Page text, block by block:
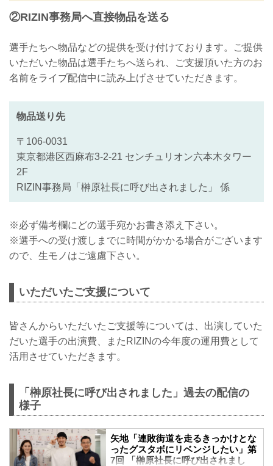
②RIZIN事務局へ直接物品を送る
選手たちへ物品などの提供を受け付けております。ご提供
いただいた物品は選手たちへ送られ、ご支援頂いた方のお
名前をライブ配信中に読み上げさせていただきます。
物品送り先
〒106-0031
東京都港区西麻布3-2-21 センチュリオン六本木タワー
2F
RIZIN事務局「榊原社長に呼び出されました」 係
※必ず備考欄にどの選手宛かお書き添え下さい。
※選手への受け渡しまでに時間がかかる場合がございます
ので、生モノはご遠慮下さい。
いただいたご支援について
皆さんからいただいたご支援等については、出演していた
だいた選手の出演費、またRIZINの今年度の運用費として
活用させていただきます。
「榊原社長に呼び出されました」過去の配信の
様子
矢地「連敗街道を走るきっかけとな
ったグスタボにリベンジしたい」第
7回 「榊原社長に呼び出されまし